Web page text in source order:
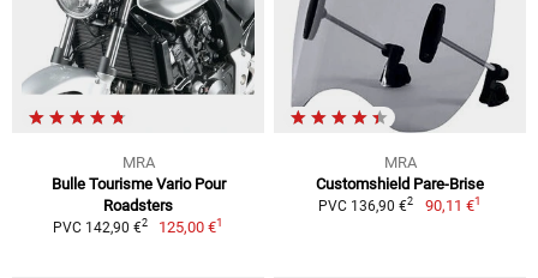
MRA
Bulle Tourisme Vario Pour
Roadsters
PVC 142,90 €2 125,00 €1
MRA
Customshield Pare-Brise
PVC 136,90 €2 90,11 €1